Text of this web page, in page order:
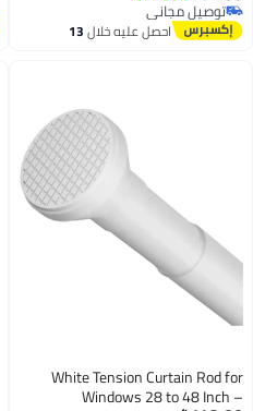
من المسامير على خطافات قضيب
الستارة، حاملات ستارة قابلة للتعديل
توصيل مجاني
توصيل مجانياحصل عليه خلال13
White Tension Curtain Rod for
Windows 28 to 48 Inch –